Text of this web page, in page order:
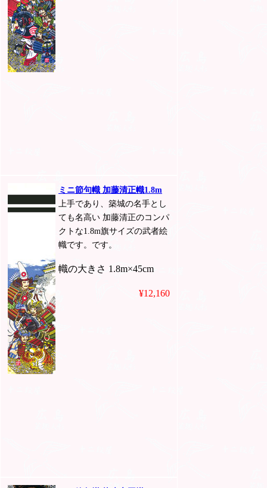
ミニ節句幟 加藤清正幟1.8m
上手であり、築城の名手とし
ても名高い 加藤清正のコンパ
クトな1.8m旗サイズの武者絵
幟です。です。
幟の大きさ 1.8m×45cm
¥12,160